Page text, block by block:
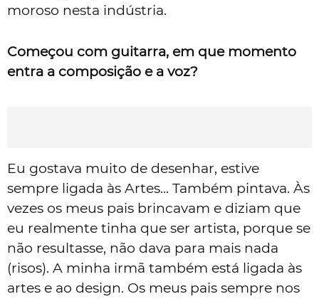
moroso nesta indústria.
Começou com guitarra, em que momento
entra a composição e a voz?
Eu gostava muito de desenhar, estive
sempre ligada às Artes... Também pintava. Às
vezes os meus pais brincavam e diziam que
eu realmente tinha que ser artista, porque se
não resultasse, não dava para mais nada
(risos). A minha irmã também está ligada às
artes e ao design. Os meus pais sempre nos